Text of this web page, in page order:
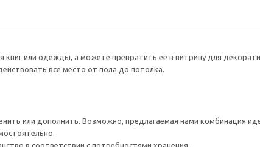
или одежды, а можете превратить ее в витрину для
все место от пола до потолка.
или дополнить. Возможно, предлагаемая нами комбинация
в соответствии с потребностями хранения.